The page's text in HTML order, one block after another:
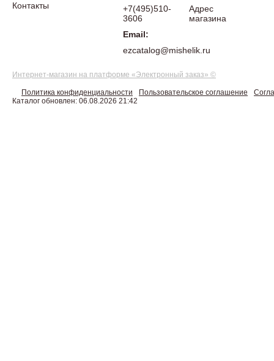
Контакты
+7(495)510-
3606
Email:
ezcatalog@mishelik.ru
Адрес
магазина
Интернет-магазин на платформе «Электронный заказ» ©
Политика конфиденциальности Пользовательское соглашение
Каталог обновлен: 06.08.2026 21:42